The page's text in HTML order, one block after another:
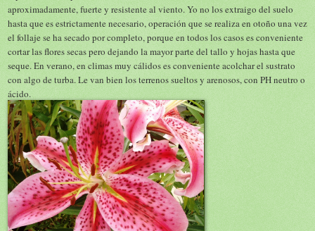
aproximadamente, fuerte y resistente al viento. Yo no los extraigo del suelo
hasta que es estrictamente necesario, operación que se realiza en otoño una vez
el follaje se ha secado por completo, porque en todos los casos es conveniente
cortar las flores secas pero dejando la mayor parte del tallo y hojas hasta que
seque. En verano, en climas muy cálidos es conveniente acolchar el sustrato
con algo de turba. Le van bien los terrenos sueltos y arenosos, con PH neutro o
ácido.